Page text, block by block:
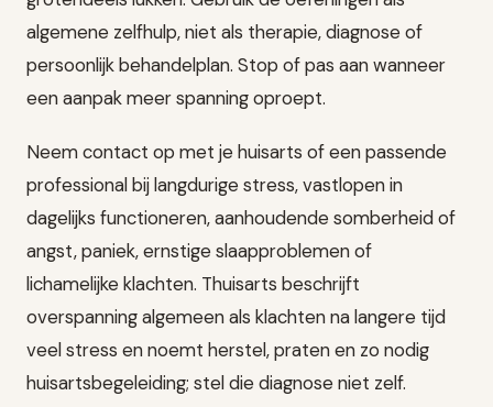
algemene zelfhulp, niet als therapie, diagnose of
persoonlijk behandelplan. Stop of pas aan wanneer
een aanpak meer spanning oproept.
Neem contact op met je huisarts of een passende
professional bij langdurige stress, vastlopen in
dagelijks functioneren, aanhoudende somberheid of
angst, paniek, ernstige slaapproblemen of
lichamelijke klachten. Thuisarts beschrijft
overspanning algemeen als klachten na langere tijd
veel stress en noemt herstel, praten en zo nodig
huisartsbegeleiding; stel die diagnose niet zelf.